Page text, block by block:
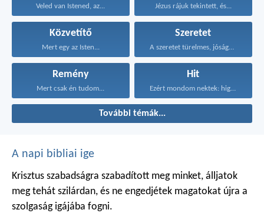
Veled van Istened, az... Jézus rájuk tekintett, és...
Közvetítő
Mert egy az Isten...
Szeretet
A szeretet türelmes, jóságos...
Remény
Mert csak én tudom...
Hit
Ezért mondom nektek: higgyétek...
További témák...
A napi bibliai ige
Krisztus szabadságra szabadított meg minket, álljatok
meg tehát szilárdan, és ne engedjétek magatokat újra a
szolgaság igájába fogni.